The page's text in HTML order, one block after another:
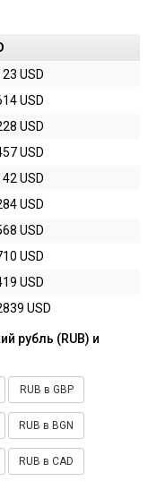
USD
USD
USD
USD
USD
USD
USD
USD
USD
USD
рубль (RUB) и
RUB в GBP
RUB в BGN
RUB в CAD